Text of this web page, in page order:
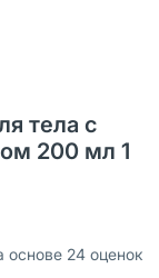
тела с
200 мл 1
основе 24 оценок